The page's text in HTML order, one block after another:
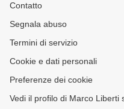
Contatto
Segnala abuso
Termini di servizio
Cookie e dati personali
Preferenze dei cookie
Vedi il profilo di Marco Liberti